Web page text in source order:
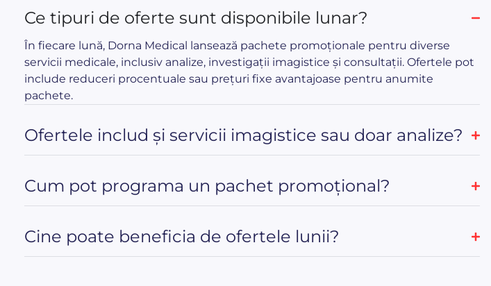
Ce tipuri de oferte sunt disponibile lunar?
În fiecare lună, Dorna Medical lansează pachete promoționale pentru diverse
servicii medicale, inclusiv analize, investigații imagistice și consultații. Ofertele pot
include reduceri procentuale sau prețuri fixe avantajoase pentru anumite
pachete.
Ofertele includ și servicii imagistice sau doar analize?
Cum pot programa un pachet promoțional?
Cine poate beneficia de ofertele lunii?